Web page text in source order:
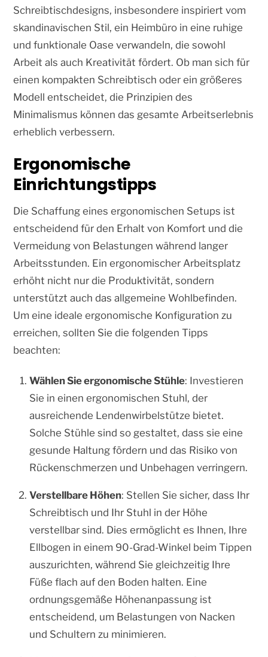
Schreibtischdesigns, insbesondere inspiriert vom
skandinavischen Stil, ein Heimbüro in eine ruhige
und funktionale Oase verwandeln, die sowohl
Arbeit als auch Kreativität fördert. Ob man sich für
einen kompakten Schreibtisch oder ein größeres
Modell entscheidet, die Prinzipien des
Minimalismus können das gesamte Arbeitserlebnis
erheblich verbessern.
Ergonomische
Einrichtungstipps
Die Schaffung eines ergonomischen Setups ist
entscheidend für den Erhalt von Komfort und die
Vermeidung von Belastungen während langer
Arbeitsstunden. Ein ergonomischer Arbeitsplatz
erhöht nicht nur die Produktivität, sondern
unterstützt auch das allgemeine Wohlbefinden.
Um eine ideale ergonomische Konfiguration zu
erreichen, sollten Sie die folgenden Tipps
beachten:
Wählen Sie ergonomische Stühle: Investieren
Sie in einen ergonomischen Stuhl, der
ausreichende Lendenwirbelstütze bietet.
Solche Stühle sind so gestaltet, dass sie eine
gesunde Haltung fördern und das Risiko von
Rückenschmerzen und Unbehagen verringern.
Verstellbare Höhen: Stellen Sie sicher, dass Ihr
Schreibtisch und Ihr Stuhl in der Höhe
verstellbar sind. Dies ermöglicht es Ihnen, Ihre
Ellbogen in einem 90-Grad-Winkel beim Tippen
auszurichten, während Sie gleichzeitig Ihre
Füße flach auf den Boden halten. Eine
ordnungsgemäße Höhenanpassung ist
entscheidend, um Belastungen von Nacken
und Schultern zu minimieren.